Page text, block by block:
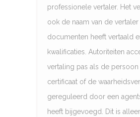
professionele vertaler. Het
ook de naam van de
documenten heeft vertaald
kwalificaties. Autoriteiten
vertaling pas als de persoon
certificaat of de
gereguleerd door een
heeft bijgevoegd. Dit is